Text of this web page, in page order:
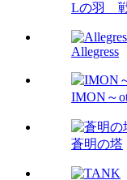
Lの羽
Allegress
IMON～
蒼明の塔